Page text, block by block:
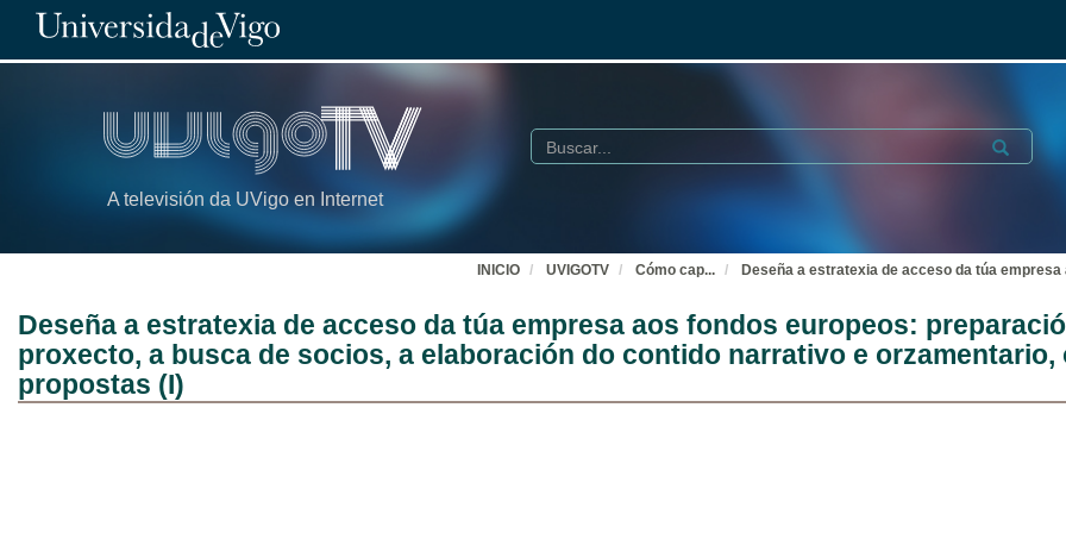
A televisión da UVigo en Internet
Buscar Submit
INICIO UVIGOTV Cómo cap... Deseña a estratexia de acceso da túa
Deseña a estratexia de acceso da túa empresa aos fondos europeos:
proxecto, a busca de socios, a elaboración do contido narrativo e
propostas (I)